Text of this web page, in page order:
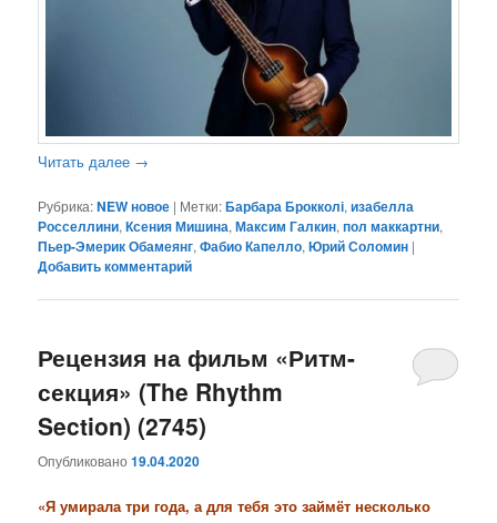
Читать далее →
Рубрика:NEW новое | Метки:Барбара Брокколі,изабелла
Росселлини,Ксения Мишина,Максим Галкин,пол маккартни,
Пьер-Эмерик Обамеянг,Фабио Капелло,Юрий Соломин |
Добавить комментарий
Рецензия на фильм «Ритм-
секция» (The Rhythm
Section) (2745)
Опубликовано19.04.2020
«Я умирала три года, а для тебя это займёт несколько